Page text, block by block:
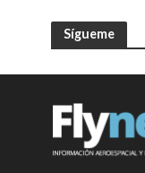
Sígueme